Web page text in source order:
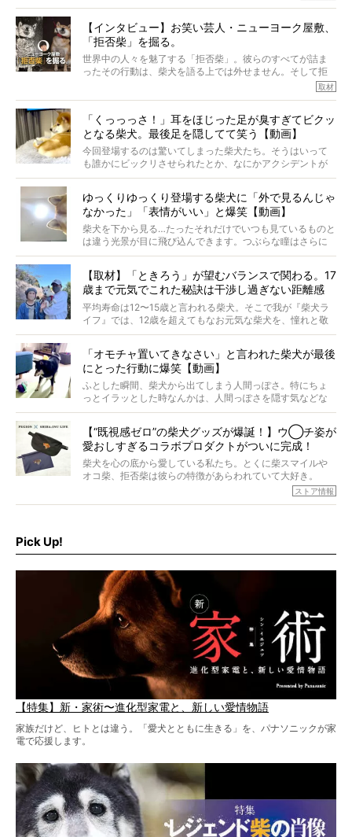
語でした。
※文章はご本人の了承を得て編集しています
※画像はすべてイメージです
※この記事は個人の感想であり、効果・効能を示すものではありません
そんな噂を聞きつけ、今回はハワイの柴犬たちを取材して
きました！
【インタビュー】お笑い芸人・ニューヨーク屋敷、
「拒否柴」を掘る。
世界中の人々を魅了する「拒否柴」。彼らのすべてが詰ま
ったその行動は、柴犬を語る上では外せません。そして拒
否柴がここまで話題になるのは、“映える”ことも理由のひと
がるのでしょうか。
最近版画製作を始めた、お笑いコンビ「ニューヨーク」の
屋敷裕政さんに、拒否柴を掘っていただきました！ イン
タビューと合わせてご覧ください。
取材
「くっっっさ！」耳をほじった足が臭すぎてビクッ
となる柴犬。最後足を隠してて笑う【動画】
今回登場するのは驚いてしまった柴犬たち。そうはいって
も誰かにビックリさせられたとか、なにかアクシデントが
起きたとか、そういうことが原因ではありません。全ての
ゆっくりゆっくり登場する柴犬に「外で見るんじゃ
なかった」「表情がいい」と爆笑【動画】
柴犬を下から見る…たったそれだけでいつも見ているものと
は違う光景が目に飛び込んできます。つぶらな瞳はさらに
つぶらに見え、モフモフのお顔はさらにモフモフに見えま
【取材】「ときろう」が望むバランスで関わる。17
歳まで元気でこれた秘訣は干渉し過ぎない距離感
#38ときろう
平均寿命は12〜15歳と言われる柴犬。そこで我が『柴犬ラ
イフ』では、12歳を超えてもなお元気な柴犬を、憧れと敬
意を込めて“レジェンド柴”と呼んでいます。 この特集で
ォーカスし、その元気の秘訣や、老犬と暮らすうえで大切
だと思うことを、オーナーさんに語っていただきます。今
回登場してくれたのは、17歳のときろうくん。小さい頃か
ら食が細かったため、何でも食べさせてきたということで
「オモチャ置いてきなさい」と言われた柴犬が最後
にとった行動に爆笑【動画】
ふとした瞬間、柴犬から出てしまう人間っぽさ。特にちょ
っとイラッとした時なんかは、人間っぽさを隠す気などな
いように見えます。もしかして本当の本当は、中身は人間
【“既視感ゼロ”の柴犬グッズが爆誕！】ウ◯チ姿が
愛おしすぎるコラボプロダクトがついに完成！
柴犬を心の底から愛している私たち。とくに柴スマイルや
オコ柴、拒否柴は彼らの特徴があらわれていて大好き。
でもちょっと待て…もうひとつ、忘れてはならない愛おしい
ストア情報
Pick Up!
【特集】新・家術〜進化型家電と、新しい愛情物語
家族だけど、ヒトとは違う。「愛犬とともに生きる」を、パナソニックが家
電で応援します。